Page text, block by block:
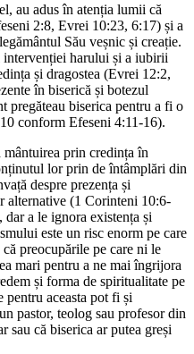
au adus în atenția lumii că
2:8, Evrei 10:23, 6:17) și a
Său veșnic și creație.
intervenției harului și a iubirii
și dragostea (Evrei 12:2,
în biserică și botezul
pregăteau biserica pentru a fi o
conform Efeseni 4:11-16).
prin credința în
lor prin de întâmplări din
despre prezența și
alternative (1 Corinteni 10:6-
a le ignora existența și
este un risc enorm pe care
preocupările pe care ni le
mari pentru a ne mai îngrijora
și forma de spiritualitate pe
pentru aceasta pot fi și
pastor, teolog sau profesor din
sau că biserica ar putea greși